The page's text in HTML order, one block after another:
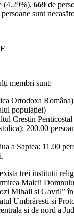
(4.29%), 669 de
persoane sunt
membri sunt:
Ortodoxa
populației)
Crestin
200.00
a Saptea: 11.00
trei institutii
Maicii
Mihail si Gavril”
Umbrăresti si
si de nord a